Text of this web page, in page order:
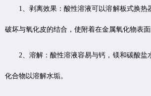
1、剥离效果：酸性溶液可以溶解板式换热
破坏与氧化皮的结合，使附着在金属氧化物表面
2、溶解：酸性溶液容易与钙，镁和碳酸盐
化合物以溶解水垢。